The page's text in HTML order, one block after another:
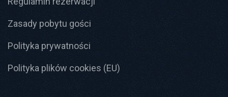
Zasady pobytu gości
Polityka prywatności
Polityka plików cookies (EU)